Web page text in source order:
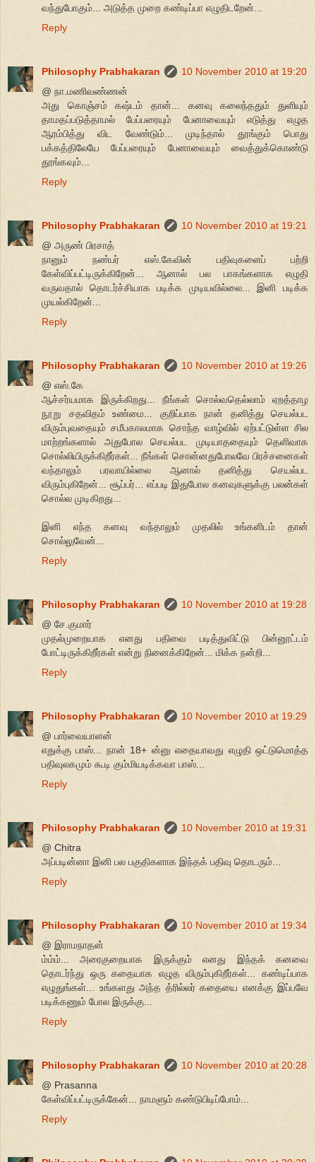
வந்துபோகும்... அடுத்த முறை கண்டிப்பா எழுதிடறேன்...
Reply
Philosophy Prabhakaran
10 November 2010 at 19:20
@ நா.மணிவண்ணன்
அது கொஞ்சம் கஷ்டம் தான்... கனவு கலைந்ததும் துளியும்
தாமதப்படுத்தாமல் பேப்பரையும் பேனாவையும் எடுத்து எழுத
ஆரம்பித்து விட வேண்டும்... முடிந்தால் தூங்கும் பொது
பக்கத்திலேயே பேப்பரையும் பேனாவையும் வைத்துக்கொண்டு
தூங்கவும்...
Reply
Philosophy Prabhakaran
10 November 2010 at 19:21
@ அருண் பிரசாத்
நானும் நண்பர் எஸ்.கேவின் பதிவுகளைப் பற்றி
கேள்விப்பட்டிருக்கிறேன்... ஆனால் பல பாகங்களாக எழுதி
வருவதால் தொடர்ச்சியாக படிக்க முடியவில்லை... இனி படிக்க
முயல்கிறேன்...
Reply
Philosophy Prabhakaran
10 November 2010 at 19:26
@ எஸ்.கே
ஆச்சர்யமாக இருக்கிறது... நீங்கள் சொல்வதெல்லாம் ஏறத்தாழ
நூறு சதவிதம் உண்மை... குறிப்பாக நான் தனித்து செயல்பட
விரும்புவதையும் சமீபகாலமாக சொந்த வாழ்வில் ஏற்பட்டுள்ள சில
மாற்றங்களால் அதுபோல செயல்பட முடியாததையும் தெளிவாக
சொல்லியிருக்கிறீர்கள்... நீங்கள் சொன்னதுபோலவே பிரச்சனைகள்
வந்தாலும் பரவாயில்லை ஆனால் தனித்து செயல்பட
விரும்புகிறேன்... சூப்பர்... எப்படி இதுபோல கனவுகளுக்கு பலன்கள்
சொல்ல முடிகிறது...
இனி எந்த கனவு வந்தாலும் முதலில் உங்களிடம் தான்
சொல்லுவேன்...
Reply
Philosophy Prabhakaran
10 November 2010 at 19:28
@ சே.குமார்
முதல்முறையாக எனது பதிவை படித்துவிட்டு பின்னூட்டம்
போட்டிருக்கிறீர்கள் என்று நினைக்கிறேன்... மிக்க நன்றி...
Reply
Philosophy Prabhakaran
10 November 2010 at 19:29
@ பார்வையாளன்
எதுக்கு பாஸ்... நான் 18+ ன்னு எதையாவது எழுதி ஒட்டுமொத்த
பதிவுலகமும் கூடி கும்மியடிக்கவா பாஸ்...
Reply
Philosophy Prabhakaran
10 November 2010 at 19:31
@ Chitra
அப்படின்னா இனி பல பகுதிகளாக இந்தக் பதிவு தொடரும்...
Reply
Philosophy Prabhakaran
10 November 2010 at 19:34
@ இராமநாதன்
ம்ம்ம்... அரைகுறையாக இருக்கும் எனது இந்தக் கனவை
தொடர்ந்து ஒரு கதையாக எழுத விரும்புகிறீர்கள்... கண்டிப்பாக
எழுதுங்கள்... உங்களது அந்த த்ரில்லர் கதையை எனக்கு இப்பவே
படிக்கணும் போல இருக்கு...
Reply
Philosophy Prabhakaran
10 November 2010 at 20:28
@ Prasanna
கேள்விப்பட்டிருக்கேன்... நாமளும் கண்டுபிடிப்போம்...
Reply